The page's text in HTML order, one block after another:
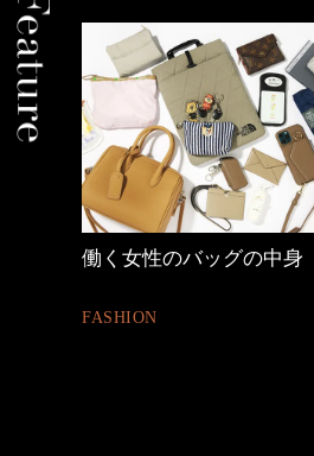
【ワーママのきれいめカジ